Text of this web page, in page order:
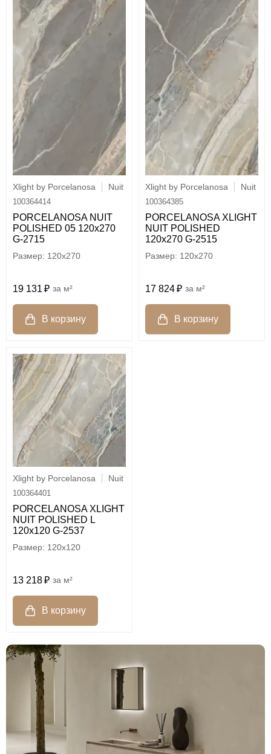
Xlight by Porcelanosa Nuit
100364414
PORCELANOSA NUIT
POLISHED 05 120х270
G-2715
120x270
19 131 м²
Xlight by Porcelanosa Nuit
100364385
PORCELANOSA XLIGHT
NUIT POLISHED
120х270 G-2515
120x270
17 824 м²
Xlight by Porcelanosa Nuit
100364401
PORCELANOSA XLIGHT
NUIT POLISHED L
120х120 G-2537
120x120
13 218 м²